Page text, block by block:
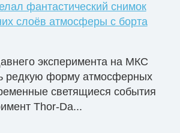
фантастический снимок
слоёв атмосферы с борта
эксперимента на МКС
редкую форму атмосферных
светящиеся события
Thor-Da...